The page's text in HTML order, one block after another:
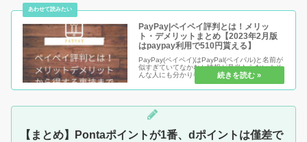
PayPay|ペイペイ評判とは！メリッ
ト・デメリットまとめ【2023年2月版
はpaypay利用で510円貰える】
PayPay(ペイペイ)はPayPal(ペイパル)と名前が
似すぎていてなかなか情報が見当たらない！そ
んな人にも分かりやすくメリットからデメリッ
トまで解説！ソフトバンクとヤフーが組んだ新
しい決済サービスを要チェック！今後長く使う
【まとめ】Pontaポイントが1番、dポイントは僅差で